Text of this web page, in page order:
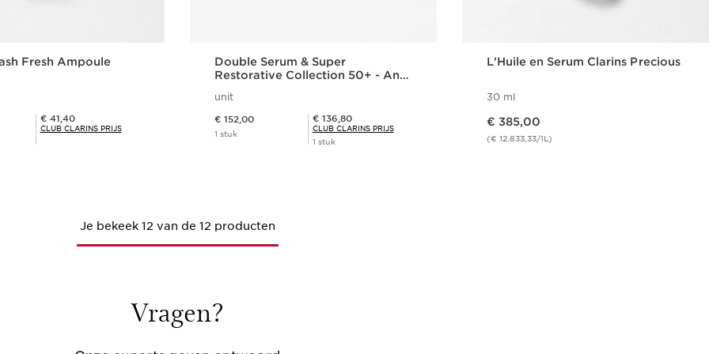
Fresh Ampoule
Club Clarins Prijs € 41,40
€ 41,40
CLUB CLARINS PRIJS
Double Serum & Super
Restorative Collection 50+ - Anti-
unit
€ 152,00
1 stuk
Club Clarins Prijs € 136,80
€ 136,80
CLUB CLARINS PRIJS
1 stuk
L'Huile en Serum Clarins Precious
30 ml
€ 385,00
(€ 12.833,33/1L)
Je bekeek 12 van de 12 producten
Vragen?